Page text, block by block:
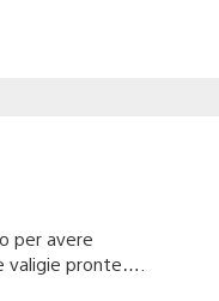
per avere
pronte….